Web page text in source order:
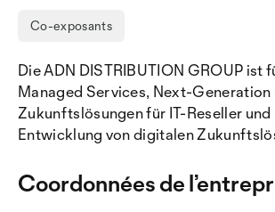
Co-exposants
Die ADN DISTRIBUTION GROUP
Managed Services, Next-
Zukunftslösungen für IT-Reseller
Entwicklung von digitalen
Coordonnées de